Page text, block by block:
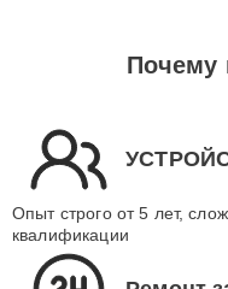
Почему
Опыт строго от 5 лет,
квалификации